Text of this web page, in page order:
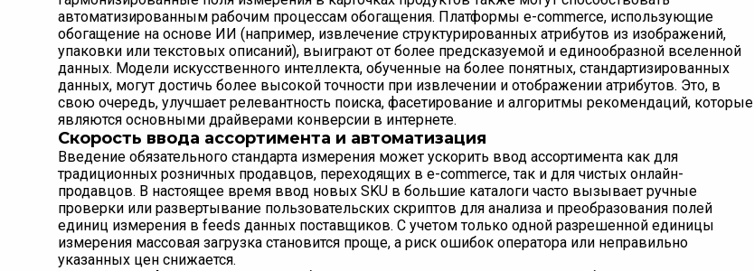
автоматизированным рабочим процессам обогащения. Платформы e-commerce, использующие
обогащение на основе ИИ (например, извлечение структурированных атрибутов из изображений,
упаковки или текстовых описаний), выиграют от более предсказуемой и единообразной вселенной
данных. Модели искусственного интеллекта, обученные на более понятных, стандартизированных
данных, могут достичь более высокой точности при извлечении и отображении атрибутов. Это, в
свою очередь, улучшает релевантность поиска, фасетирование и алгоритмы рекомендаций, которые
являются основными драйверами конверсии в интернете.
Скорость ввода ассортимента и автоматизация
Введение обязательного стандарта измерения может ускорить ввод ассортимента как для
традиционных розничных продавцов, переходящих в e-commerce, так и для чистых онлайн-
продавцов. В настоящее время ввод новых SKU в большие каталоги часто вызывает ручные
проверки или развертывание пользовательских скриптов для анализа и преобразования полей
единиц измерения в feeds данных поставщиков. С учетом только одной разрешенной единицы
измерения массовая загрузка становится проще, а риск ошибок оператора или неправильно
указанных цен снижается.